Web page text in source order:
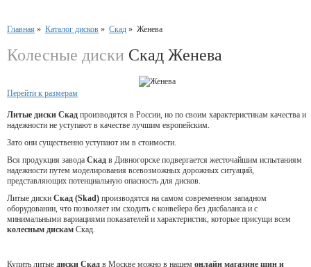
Главная » Каталог дисков » Скад » Женева
Колесные диски Скад Женева
Перейти к размерам
Литые диски Скад производятся в России, но по своим характеристикам качества и
надежности не уступают в качестве лучшим европейским.
Зато они существенно уступают им в стоимости.
Вся продукция завода Скад в Дивногорске подвергается жесточайшим испытаниям
надежности путем моделирования всевозможных дорожных ситуаций,
представляющих потенциальную опасность для дисков.
Литые диски Скад (Skad) производятся на самом современном западном
оборудовании, что позволяет им сходить с конвейера без дисбаланса и с
минимальными вариациями показателей и характеристик, которые присущи всем
колесным дискам Скад.
Купить литые диски Скад в Москве можно в нашем онлайн магазине шин и